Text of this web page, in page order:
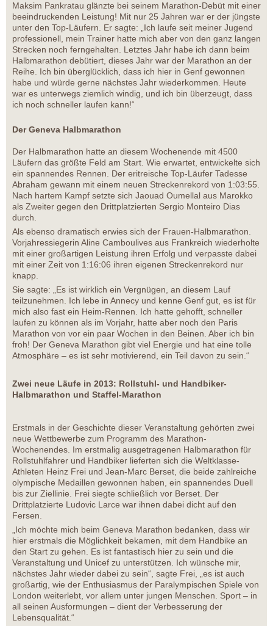
Maksim Pankratau glänzte bei seinem Marathon-Debüt mit einer
beeindruckenden Leistung! Mit nur 25 Jahren war er der jüngste
unter den Top-Läufern. Er sagte: „Ich laufe seit meiner Jugend
professionell, mein Trainer hatte mich aber von den ganz langen
Strecken noch ferngehalten. Letztes Jahr habe ich dann beim
Halbmarathon debütiert, dieses Jahr war der Marathon an der
Reihe. Ich bin überglücklich, dass ich hier in Genf gewonnen
habe und würde gerne nächstes Jahr wiederkommen. Heute
war es unterwegs ziemlich windig, und ich bin überzeugt, dass
ich noch schneller laufen kann!“
Der Geneva Halbmarathon
Der Halbmarathon hatte an diesem Wochenende mit 4500
Läufern das größte Feld am Start. Wie erwartet, entwickelte sich
ein spannendes Rennen. Der eritreische Top-Läufer Tadesse
Abraham gewann mit einem neuen Streckenrekord von 1:03:55.
Nach hartem Kampf setzte sich Jaouad Oumellal aus Marokko
als Zweiter gegen den Drittplatzierten Sergio Monteiro Dias
durch.
Als ebenso dramatisch erwies sich der Frauen-Halbmarathon.
Vorjahressiegerin Aline Camboulives aus Frankreich wiederholte
mit einer großartigen Leistung ihren Erfolg und verpasste dabei
mit einer Zeit von 1:16:06 ihren eigenen Streckenrekord nur
knapp.
Sie sagte: „Es ist wirklich ein Vergnügen, an diesem Lauf
teilzunehmen. Ich lebe in Annecy und kenne Genf gut, es ist für
mich also fast ein Heim-Rennen. Ich hatte gehofft, schneller
laufen zu können als im Vorjahr, hatte aber noch den Paris
Marathon von vor ein paar Wochen in den Beinen. Aber ich bin
froh! Der Geneva Marathon gibt viel Energie und hat eine tolle
Atmosphäre – es ist sehr motivierend, ein Teil davon zu sein.“
Zwei neue Läufe in 2013: Rollstuhl- und Handbiker-
Halbmarathon und Staffel-Marathon
Erstmals in der Geschichte dieser Veranstaltung gehörten zwei
neue Wettbewerbe zum Programm des Marathon-
Wochenendes. Im erstmalig ausgetragenen Halbmarathon für
Rollstuhlfahrer und Handbiker lieferten sich die Weltklasse-
Athleten Heinz Frei und Jean-Marc Berset, die beide zahlreiche
olympische Medaillen gewonnen haben, ein spannendes Duell
bis zur Ziellinie. Frei siegte schließlich vor Berset. Der
Drittplatzierte Ludovic Larce war ihnen dabei dicht auf den
Fersen.
„Ich möchte mich beim Geneva Marathon bedanken, dass wir
hier erstmals die Möglichkeit bekamen, mit dem Handbike an
den Start zu gehen. Es ist fantastisch hier zu sein und die
Veranstaltung und Unicef zu unterstützen. Ich wünsche mir,
nächstes Jahr wieder dabei zu sein“, sagte Frei, „es ist auch
großartig, wie der Enthusiasmus der Paralympischen Spiele von
London weiterlebt, vor allem unter jungen Menschen. Sport – in
all seinen Ausformungen – dient der Verbesserung der
Lebensqualität.“